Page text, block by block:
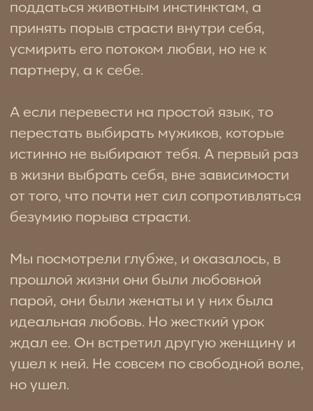
вновь встречать его до тех пор, пока не
тот человек.
А самое интересное было то, что его
любовницей, которая увела его в
прошлой. Поэтому девушка так тяжело
переживала всю эту историю. Она как
будто вернулась в то время, где ее
любимый мужчина ее предает и
выбирает другую.
Тренинг закончился через 3 дня и она из
него вышла другим человеком. Мы
вместе с ней выявили все сценарии, и она